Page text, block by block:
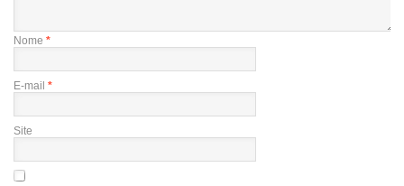
Nome *
E-mail *
Site